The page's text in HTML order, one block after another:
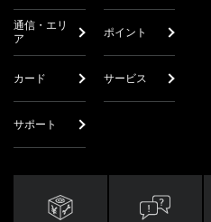
通信・エリ
ア
ポイント
カード サービス
サポート